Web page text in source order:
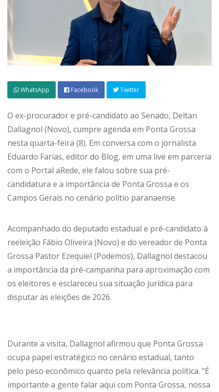
WhatsApp Facebook Twitter
O ex-procurador e pré-candidato ao Senado, Deltan
Dallagnol (Novo), cumpre agenda em Ponta Grossa
nesta quarta-feira (8). Em conversa com o jornalista
Eduardo Farias, editor do Blog, em uma live em parceria
com o Portal aRede, ele falou sobre sua pré-
candidatura e a importância de Ponta Grossa e os
Campos Gerais no cenário polítio paranaense.
Acompanhado do deputado estadual e pré-candidato à
reeleição Fábio Oliveira (Novo) e do vereador de Ponta
Grossa Pastor Ezequiel (Podemos), Dallagnol destacou
a importância da pré-campanha para aproximação com
os eleitores e esclareceu sua situação jurídica para
disputar as eleições de 2026.
Durante a visita, Dallagnol afirmou que Ponta Grossa
ocupa papel estratégico no cenário estadual, tanto
pelo peso econômico quanto pela relevância política. "É
importante a gente falar aqui com Ponta Grossa, nossa